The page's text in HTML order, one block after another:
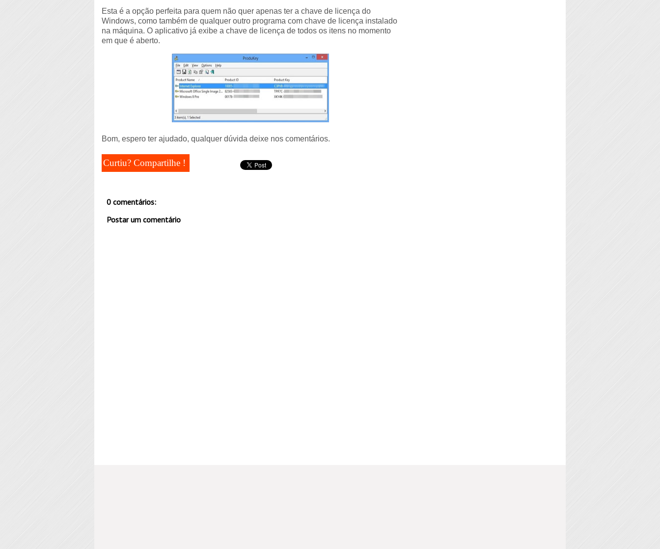
Esta é a opção perfeita para quem não quer apenas ter a chave de licença do
Windows, como também de qualquer outro programa com chave de licença instalado
na máquina. O aplicativo já exibe a chave de licença de todos os itens no momento
em que é aberto.
Bom, espero ter ajudado, qualquer dúvida deixe nos comentários.
Curtiu? Compartilhe !
0 comentários:
Postar um comentário